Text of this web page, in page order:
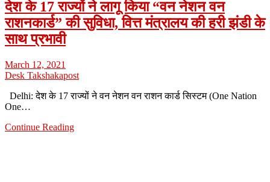
देश के 17 राज्यों ने लागू किया “वन नेशन वन
राशनकार्ड” की सुविधा, वित्त मंत्रालय की हरी झंडी के
साथ प्रभावी
March 12, 2021
Desk Takshakapost
Delhi: देश के 17 राज्यों ने वन नेशन वन राशन कार्ड सिस्टम (One Nation
One…
Continue Reading